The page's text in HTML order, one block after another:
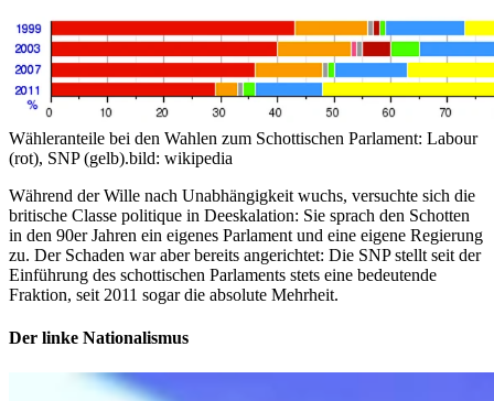
Wähleranteile bei den Wahlen zum Schottischen Parlament: Labour
(rot), SNP (gelb).bild: wikipedia
Während der Wille nach Unabhängigkeit wuchs, versuchte sich die
britische Classe politique in Deeskalation: Sie sprach den Schotten
in den 90er Jahren ein eigenes Parlament und eine eigene Regierung
zu. Der Schaden war aber bereits angerichtet: Die SNP stellt seit der
Einführung des schottischen Parlaments stets eine bedeutende
Fraktion, seit 2011 sogar die absolute Mehrheit.
Der linke Nationalismus